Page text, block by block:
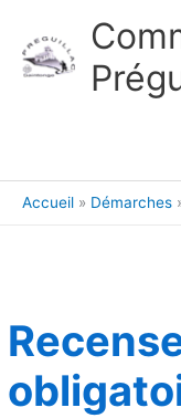
Accueil Démarches